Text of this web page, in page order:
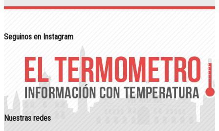
Seguinos en Instagram
Nuestras redes